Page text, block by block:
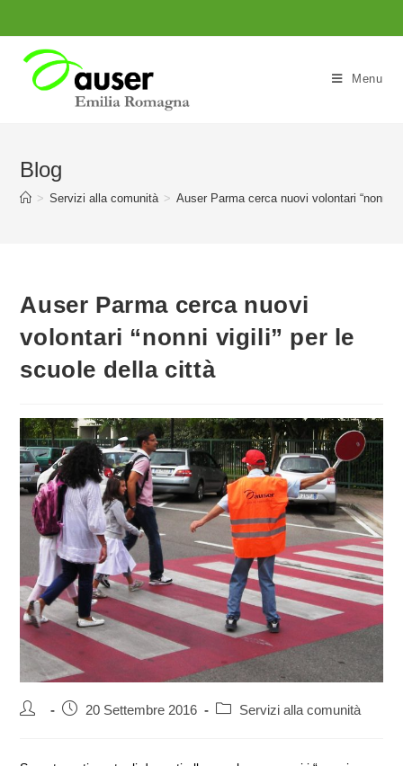
contenuto
Menu
Blog
> Servizi alla comunità > Auser Parma cerca nuovi volontari “nonni
Auser Parma cerca nuovi
volontari “nonni vigili” per le
scuole della città
Autore Articolo20 Settembre 2016
Categoria
Servizi alla comunità